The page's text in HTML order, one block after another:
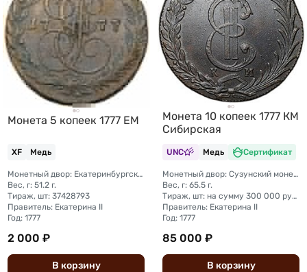
Монета 5 копеек 1777 ЕМ
XF Медь
Монетный двор: Екатеринбургский монетный двор
Вес, г: 51.2 г.
Тираж, шт: 37428793
Правитель: Екатерина II
Год: 1777
2 000 ₽
В корзину
Монета 10 копеек 1777 КМ
Сибирская
UNC Медь Сертификат
Монетный двор: Сузунский монетный двор (Сибирь)
Вес, г: 65.5 г.
Тираж, шт: на сумму 300 000 рублей (сумма 10 копеек + 5 копеек +2 копейки + 1 копейка + денга + полушка)
Правитель: Екатерина II
Год: 1777
85 000 ₽
В корзину